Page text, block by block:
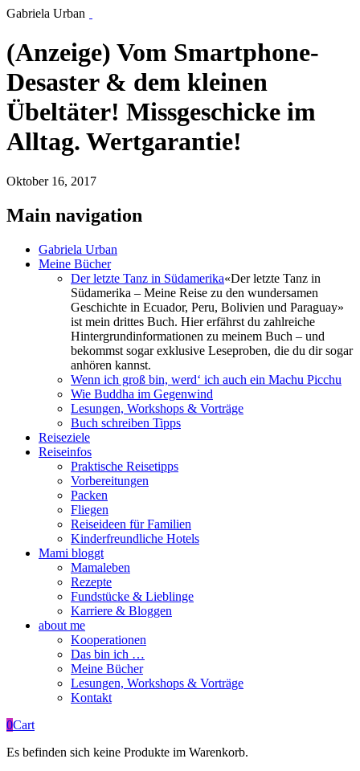
Gabriela Urban
(Anzeige) Vom Smartphone-
Desaster & dem kleinen
Übeltäter! Missgeschicke im
Alltag. Wertgarantie!
Oktober 16, 2017
Main navigation
Gabriela Urban
Meine Bücher
Der letzte Tanz in Südamerika«Der letzte Tanz in
Südamerika – Meine Reise zu den wundersamen
Geschichte in Ecuador, Peru, Bolivien und Paraguay»
ist mein drittes Buch. Hier erfährst du zahlreiche
Hintergrundinformationen zu meinem Buch – und
bekommst sogar exklusive Leseproben, die du dir sogar
anhören kannst.
Wenn ich groß bin, werd‘ ich auch ein Machu Picchu
Wie Buddha im Gegenwind
Lesungen, Workshops & Vorträge
Buch schreiben Tipps
Reiseziele
Reiseinfos
Praktische Reisetipps
Vorbereitungen
Packen
Fliegen
Reiseideen für Familien
Kinderfreundliche Hotels
Mami bloggt
Mamaleben
Rezepte
Fundstücke & Lieblinge
Karriere & Bloggen
about me
Kooperationen
Das bin ich …
Meine Bücher
Lesungen, Workshops & Vorträge
Kontakt
0Cart
Es befinden sich keine Produkte im Warenkorb.